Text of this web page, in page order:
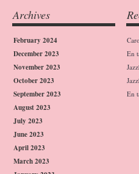
Archives
February 2024
December 2023
November 2023
October 2023
September 2023
August 2023
July 2023
June 2023
April 2023
March 2023
En
En